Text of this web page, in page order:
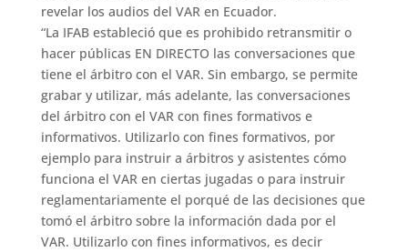
revelar los audios del VAR en Ecuador.
“La IFAB estableció que es prohibido retransmitir o
hacer públicas EN DIRECTO las conversaciones que
tiene el árbitro con el VAR. Sin embargo, se permite
grabar y utilizar, más adelante, las conversaciones
del árbitro con el VAR con fines formativos e
informativos. Utilizarlo con fines formativos, por
ejemplo para instruir a árbitros y asistentes cómo
funciona el VAR en ciertas jugadas o para instruir
reglamentariamente el porqué de las decisiones que
tomó el árbitro sobre la información dada por el
VAR. Utilizarlo con fines informativos, es decir